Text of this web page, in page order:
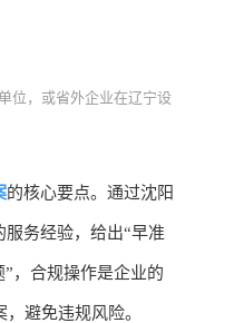
位，或省外企业在辽宁设
的核心要点。通过沈阳
务经验，给出“早准
，合规操作是企业的
避免违规风险。